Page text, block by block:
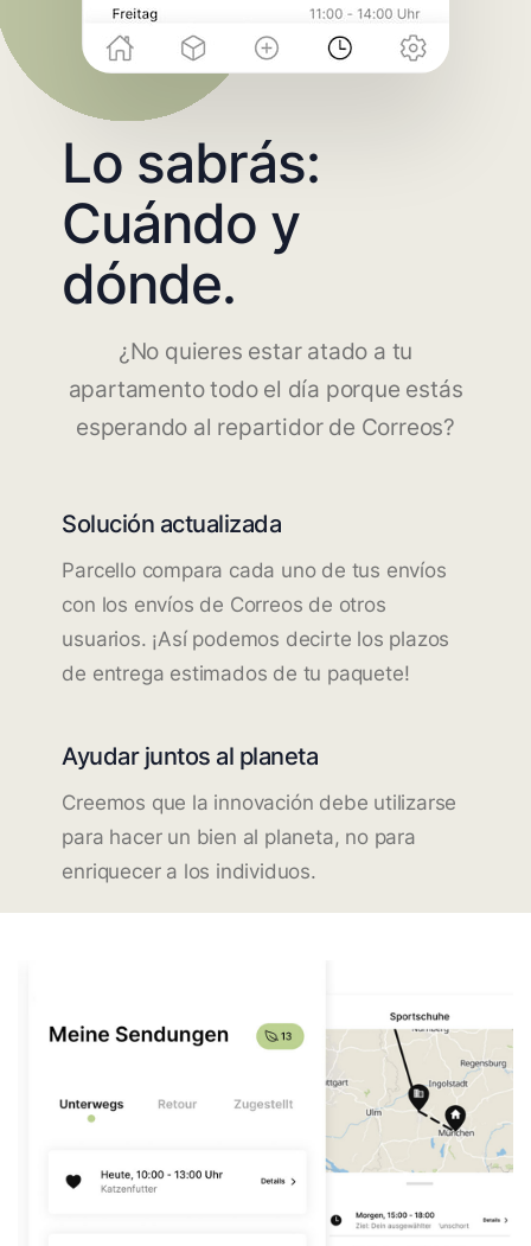
Lo sabrás:
Cuándo y
dónde.
¿No quieres estar atado a tu
apartamento todo el día porque estás
esperando al repartidor de Correos?
Solución actualizada
Parcello compara cada uno de tus envíos
con los envíos de Correos de otros
usuarios. ¡Así podemos decirte los plazos
de entrega estimados de tu paquete!
Ayudar juntos al planeta
Creemos que la innovación debe utilizarse
para hacer un bien al planeta, no para
enriquecer a los individuos.